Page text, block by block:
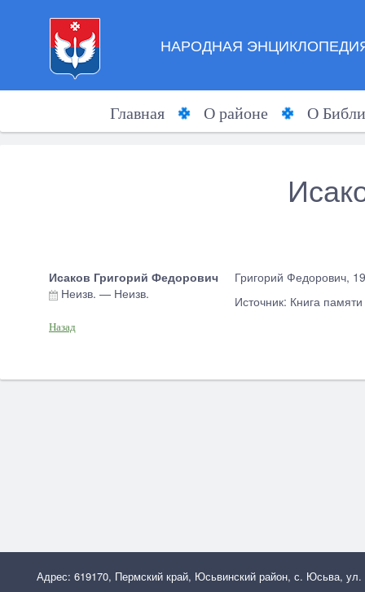
НАРОДНАЯ
Главная О районе О
Исаков Григорий Федорович
Неизв. — Неизв.
Григорий Федорович,
Источник: Книга
Назад
Адрес: 619170, Пермский край, Юсьвинский район, с. Юсьва, ул.